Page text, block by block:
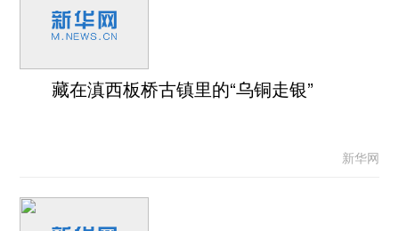
藏在滇西板桥古镇里的“乌铜走银”
新华网